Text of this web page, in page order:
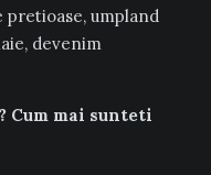
pretioase, umpland
devenim
Cum mai sunteti